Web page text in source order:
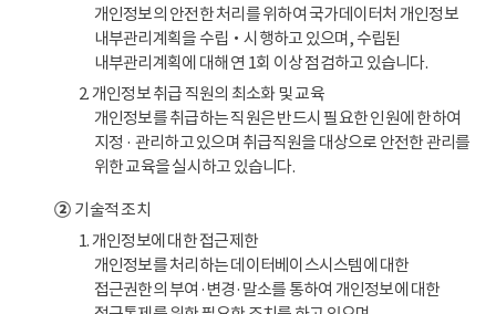
개인정보의 안전한 처리를 위하여 국가데이터처 개인정보
내부관리계획을 수립‧시행하고 있으며, 수립된
내부관리계획에 대해 연 1회 이상 점검하고 있습니다.
2. 개인정보 취급 직원의 최소화 및 교육
개인정보를 취급하는 직원은 반드시 필요한 인원에 한하여
지정 · 관리하고 있으며 취급직원을 대상으로 안전한 관리를
위한 교육을 실시하고 있습니다.
②기술적 조치
1. 개인정보에 대한 접근제한
개인정보를 처리하는 데이터베이스시스템에 대한
접근권한의 부여·변경·말소를 통하여 개인정보에 대한